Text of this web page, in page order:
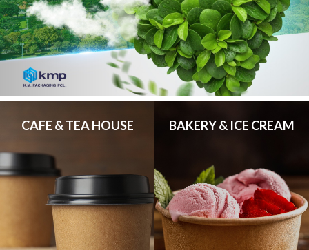
CAFE & TEA HOUSE BAKERY & ICE CREAM